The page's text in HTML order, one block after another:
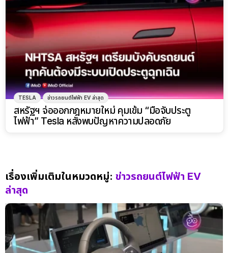
TESLA ข่าวรถยนต์ไฟฟ้า EV ล่าสุด
สหรัฐฯ จ่อออกกฎหมายใหม่ คุมเข้ม “มือจับประตู
ไฟฟ้า” Tesla หลังพบปัญหาความปลอดภัย
เรื่องเพิ่มเติมในหมวดหมู่: ข่าวรถยนต์ไฟฟ้า EV
ล่าสุด